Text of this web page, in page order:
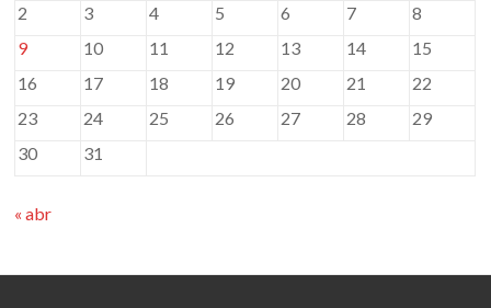
2
3 4 5 6 7
8
9
10 11 12 13 14
15
16
17 18 19 20 21
22
23
24 25 26 27 28
29
30
31
« abr